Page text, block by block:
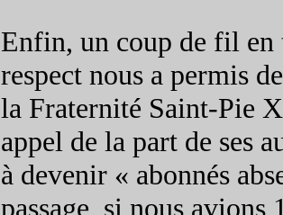
Enfin, un coup de fil en
respect nous a permis
la Fraternité Saint-Pie
appel de la part de ses
à devenir « abonnés
passage, si nous avions